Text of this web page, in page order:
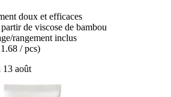
doux et efficaces
de viscose de bambou
rangement inclus
/ pcs)
13 août